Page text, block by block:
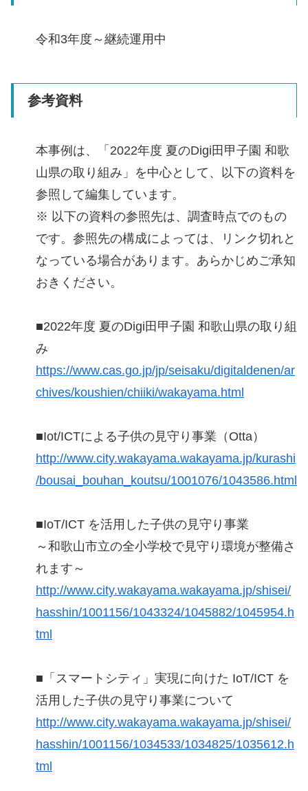
令和3年度～継続運用中
参考資料
本事例は、「2022年度 夏のDigi田甲子園 和歌
山県の取り組み」を中心として、以下の資料を
参照して編集しています。
※ 以下の資料の参照先は、調査時点でのもの
です。参照先の構成によっては、リンク切れと
なっている場合があります。あらかじめご承知
おきください。
■2022年度 夏のDigi田甲子園 和歌山県の取り組
み
https://www.cas.go.jp/jp/seisaku/digitaldenen/ar
chives/koushien/chiiki/wakayama.html
■Iot/ICTによる子供の見守り事業（Otta）
http://www.city.wakayama.wakayama.jp/kurashi
/bousai_bouhan_koutsu/1001076/1043586.html
■IoT/ICT を活用した子供の見守り事業
～和歌山市立の全小学校で見守り環境が整備さ
れます～
http://www.city.wakayama.wakayama.jp/shisei/
hasshin/1001156/1043324/1045882/1045954.h
tml
■「スマートシティ」実現に向けた IoT/ICT を
活用した子供の見守り事業について
http://www.city.wakayama.wakayama.jp/shisei/
hasshin/1001156/1034533/1034825/1035612.h
tml